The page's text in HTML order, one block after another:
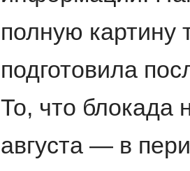
полную картину
подготовила
То, что блокада
августа — в